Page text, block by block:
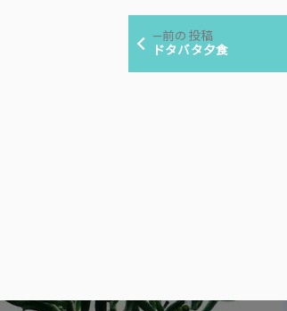
前の投稿前
の
ドタバタ夕食